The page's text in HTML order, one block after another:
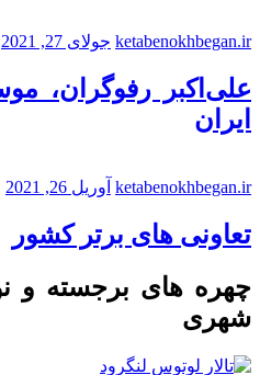
ketabenokhbegan.ir جولای 27, 2021
علی‌اکبر رفوگران،
ایران
ketabenokhbegan.ir آوریل 26, 2021
تعاونی های برتر کشور
چهره های برجسته و
شهری